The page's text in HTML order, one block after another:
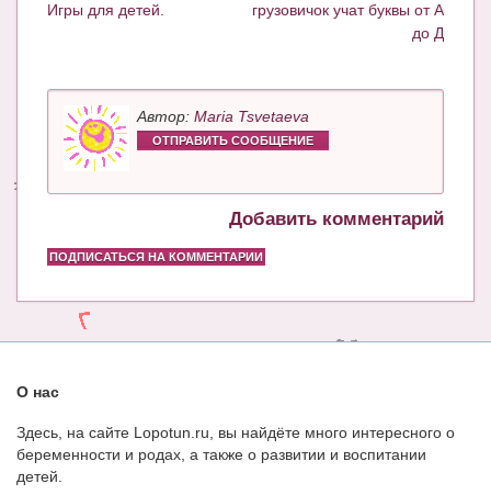
Игры для детей.
грузовичок учат буквы от А
до Д
Автор: Maria Tsvetaeva
ОТПРАВИТЬ СООБЩЕНИЕ
Добавить комментарий
ПОДПИСАТЬСЯ НА КОММЕНТАРИИ
О нас
Здесь, на сайте Lopotun.ru, вы найдёте много интересного о
беременности и родах, а также о развитии и воспитании
детей.